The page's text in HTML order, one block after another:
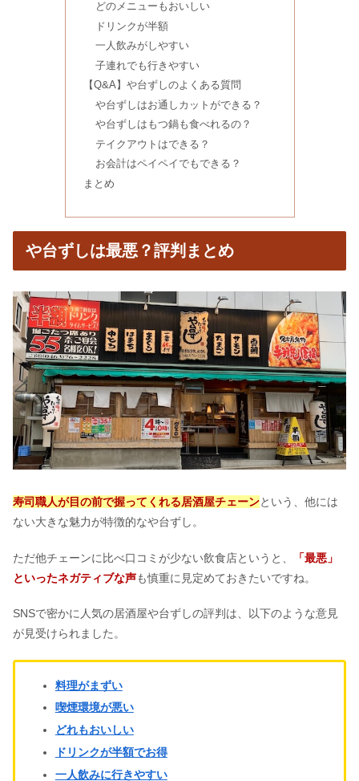
アガベシロップの危険性｜コストコは
体に悪い？効果やはちみつとの違い
サブレミシェルは美味しくない口コミ
は嘘？売り切れで池袋は並ぶ？
もち麦は危険＆食べ続けた結果太る？
重曹クエン酸を飲むはデマ？スピリチ
ュアルの関係&作り方
カロリーメイト生活を続けた結果！太
る＆健康に悪い？効果も
カスピ海ヨーグルトを食べ続けた結
果！効果・危険性は？
炭酸水を毎日飲むとどうなる？飲み過
ぎのデメリット&レモン炭酸水は？
R1ヨーグルトは体に悪い？飲み続けた
何時間？ファミレス勉強はうざい？
違い＆代用｜デメリットは太る？
一升餅はシャトレーゼでどこに売って
どのメニューもおいしい
ドリンクが半額
一人飲みがしやすい
子連れでも行きやすい
【Q&A】や台ずしのよくある質問
や台ずしはお通しカットができる？
や台ずしはもつ鍋も食べれるの？
テイクアウトはできる？
お会計はペイペイでもできる？
まとめ
や台ずしは最悪？評判まとめ
寿司職人が目の前で握ってくれる居酒屋チェーンという、他には
ない大きな魅力が特徴的なや台ずし。
ただ他チェーンに比べ口コミが少ない飲食店というと、 「最悪」
といったネガティブな声も慎重に見定めておきたいですね。
SNSで密かに人気の居酒屋や台ずしの評判は、以下のような意見
が見受けられました。
料理がまずい
喫煙環境が悪い
どれもおいしい
ドリンクが半額でお得
一人飲みに行きやすい